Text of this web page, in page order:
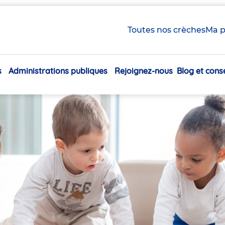
Toutes nos crèchesMa
Navigation
Administrations publiques Rejoignez-nous Blog et